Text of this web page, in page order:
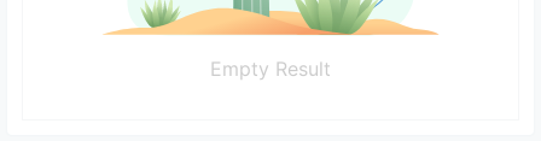
Empty Result